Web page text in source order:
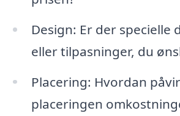
Design: Er der specielle
eller tilpasninger, du
Placering: Hvordan
placeringen